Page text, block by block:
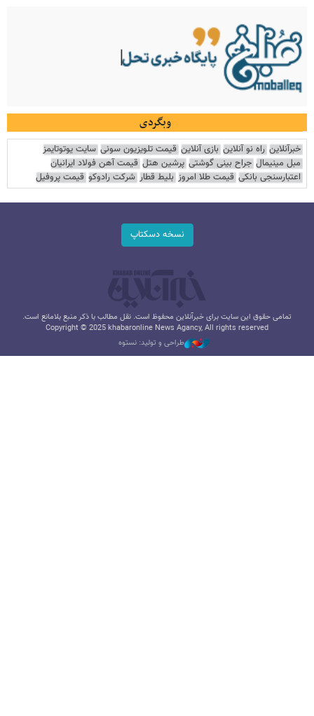
وبگردی
خبرآنلاین راه نو آنلاین بازی آنلاین قیمت تلویزیون سونی سایت یوتوتایمز
مبل مینیمال جراح بینی گوشتی پرشین هتل قیمت آهن فولاد ایرانیان
اعتبارسنجی بانکی قیمت طلا امروز بلیط قطار شرکت رادوکو قیمت پروفیل
نسخه دسکتاپ
تمامی حقوق این سایت برای خبرآنلاین محفوظ است. نقل مطالب با ذکر منبع بلامانع است.
Copyright © 2025 khabaronline News Agancy, All rights reserved
طراحی و تولید: نستوه